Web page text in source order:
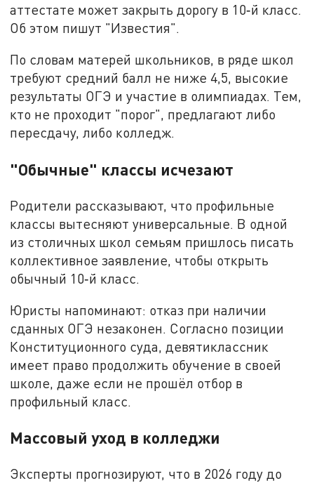
аттестате может закрыть дорогу в 10‑й класс.
Об этом пишут "Известия".
По словам матерей школьников, в ряде школ
требуют средний балл не ниже 4,5, высокие
результаты ОГЭ и участие в олимпиадах. Тем,
кто не проходит "порог", предлагают либо
пересдачу, либо колледж.
"Обычные" классы исчезают
Родители рассказывают, что профильные
классы вытесняют универсальные. В одной
из столичных школ семьям пришлось писать
коллективное заявление, чтобы открыть
обычный 10‑й класс.
Юристы напоминают: отказ при наличии
сданных ОГЭ незаконен. Согласно позиции
Конституционного суда, девятиклассник
имеет право продолжить обучение в своей
школе, даже если не прошёл отбор в
профильный класс.
Массовый уход в колледжи
Эксперты прогнозируют, что в 2026 году до